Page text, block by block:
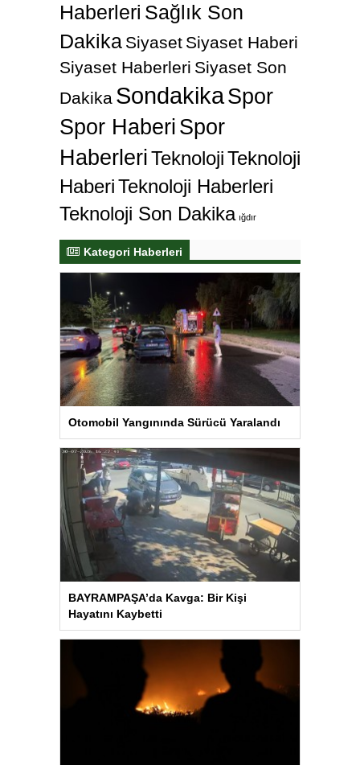
Haberleri Sağlık Son
Dakika Siyaset Siyaset Haberi
Siyaset Haberleri Siyaset Son
Dakika SondakikaSpor
Spor Haberi Spor
HaberleriTeknolojiTeknoloji
HaberiTeknoloji Haberleri
Teknoloji Son Dakika ığdır
Kategori Haberleri
Otomobil Yangınında Sürücü Yaralandı
BAYRAMPAŞA’da Kavga: Bir Kişi
Hayatını Kaybetti